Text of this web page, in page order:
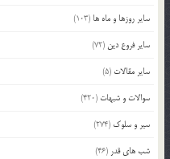
سایر روزها و ماه ها (103)
سایر فروع دین (72)
سایر مقالات (5)
سوالات و شبهات (420)
سیر و سلوک (274)
شب های قدر (46)